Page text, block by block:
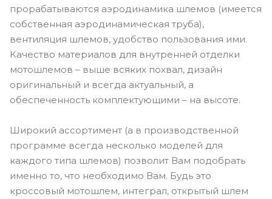
прорабатываются аэродинамика шлемов (имеется
собственная аэродинамическая труба),
вентиляция шлемов, удобство пользования ими.
Качество материалов для внутренней отделки
мотошлемов – выше всяких похвал, дизайн
оригинальный и всегда актуальный, а
обеспеченность комплектующими – на высоте.
Широкий ассортимент (а в производственной
программе всегда несколько моделей для
каждого типа шлемов) позволит Вам подобрать
именно то, что необходимо Вам. Будь это
кроссовый мотошлем, интеграл, открытый шлем